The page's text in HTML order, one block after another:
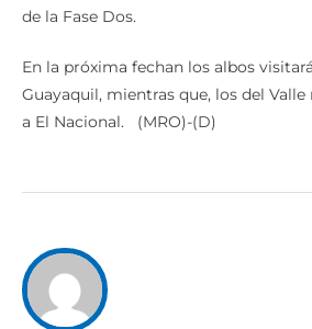
de la Fase Dos.
En la próxima fechan los albos
Guayaquil, mientras que, los del Valle
a El Nacional. (MRO)-(D)